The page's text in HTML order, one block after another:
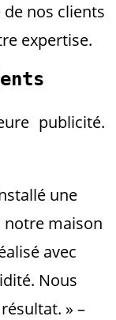
nos clients
expertise.
publicité.
une
maison
avec
Nous
» –